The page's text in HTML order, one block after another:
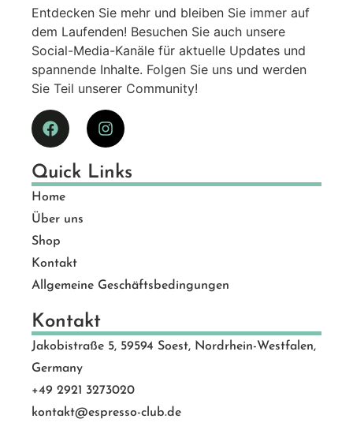
Entdecken Sie mehr und bleiben Sie immer auf
dem Laufenden! Besuchen Sie auch unsere
Social-Media-Kanäle für aktuelle Updates und
spannende Inhalte. Folgen Sie uns und werden
Sie Teil unserer Community!
Quick Links
Home
Über uns
Shop
Kontakt
Allgemeine Geschäftsbedingungen
Kontakt
Jakobistraße 5, 59594 Soest, Nordrhein-Westfalen,
Germany
+49 2921 3273020
kontakt@espresso-club.de